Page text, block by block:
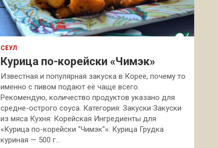
СЕУЛ
Курица по-корейски «Чимэк»
Известная и популярная закуска в Корее, почему то
именно с пивом подают её чаще всего.
Рекомендую, количество продуктов указано для
средне-острого соуса. Категория: Закуски Закуски
из мяса Кухня: Корейская Ингредиенты для
«Курица по-корейски "Чимэк"»: Курица Грудка
куриная — 500 г…